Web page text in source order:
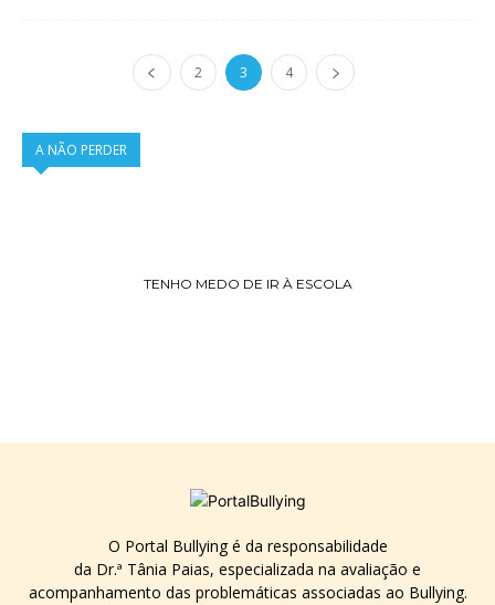
2 3 4
A NÃO PERDER
TENHO MEDO DE IR À ESCOLA
O Portal Bullying é da responsabilidade
da Dr.ª Tânia Paias, especializada na avaliação e
acompanhamento das problemáticas associadas ao Bullying.